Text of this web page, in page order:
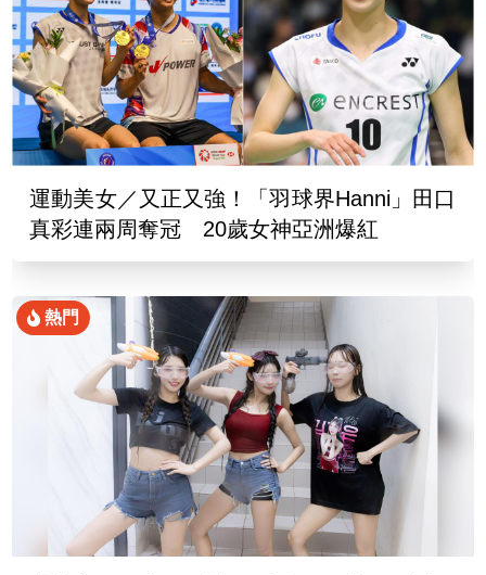
運動美女／又正又強！「羽球界Hanni」田口
真彩連兩周奪冠 20歲女神亞洲爆紅
熱門